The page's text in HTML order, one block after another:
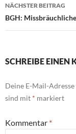
NÄCHSTER BEITRAG
BGH:
SCHREIBE EINEN
Deine E-Mail-
sind mit * markiert
Kommentar *